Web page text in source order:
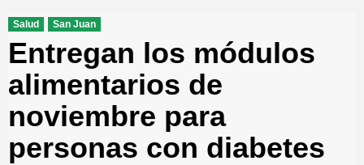
Salud San Juan
Entregan los módulos
alimentarios de
noviembre para
personas con diabetes